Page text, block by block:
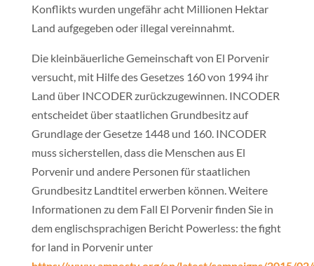
Konflikts wurden ungefähr acht Millionen Hektar
Land aufgegeben oder illegal vereinnahmt.
Die kleinbäuerliche Gemeinschaft von El Porvenir
versucht, mit Hilfe des Gesetzes 160 von 1994 ihr
Land über INCODER zurückzugewinnen. INCODER
entscheidet über staatlichen Grundbesitz auf
Grundlage der Gesetze 1448 und 160. INCODER
muss sicherstellen, dass die Menschen aus El
Porvenir und andere Personen für staatlichen
Grundbesitz Landtitel erwerben können. Weitere
Informationen zu dem Fall El Porvenir finden Sie in
dem englischsprachigen Bericht Powerless: the fight
for land in Porvenir unter